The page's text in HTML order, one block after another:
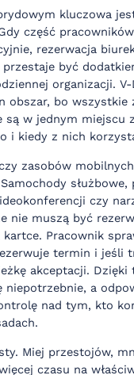
kluczowa
część
rezerwacja
być
organizacji. V-
obszar, bo wszystkie
są w jednym miejscu
i kiedy z nich
zasobów
służbowe,
czy
nie muszą być
Pracownik
termin i jeśli
akceptacji. Dzięki
niepotrzebnie, a
nad tym, kto
Miej przestojów,
czasu na